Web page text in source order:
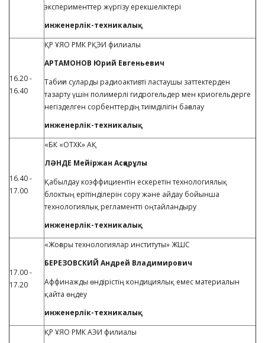
эксперименттер жүргізу ерекшеліктері
инженерлік-техникалық
16.20 -
16.40
ҚР ҰЯО РМК РҚЭИ филиалы
АРТАМОНОВ Юрий Евгеньевич
Табиғи суларды радиоактивті ластаушы заттектерден
тазарту үшін полимерлі гидрогельдер мен криогельдерге
негізделген сорбенттердің тиімділігін бағалау
инженерлік-техникалық
16.40 -
17.00
«БК «ОТХК» АҚ
ЛӘНДЕ Мейіржан Асқарұлы
Қабылдау коэффициентін ескеретін технологиялық
блоктың ерітінділерін сору және айдау бойынша
технологиялық регламентті оңтайландыру
инженерлік-техникалық
17.00 -
17.20
«Жоғары технологиялар институты» ЖШС
БЕРЕЗОВСКИЙ Андрей Владимирович
Аффинажды өндірістің кондициялық емес материалын
қайта өңдеу
инженерлік-техникалық
ҚР ҰЯО РМК АЭИ филиалы